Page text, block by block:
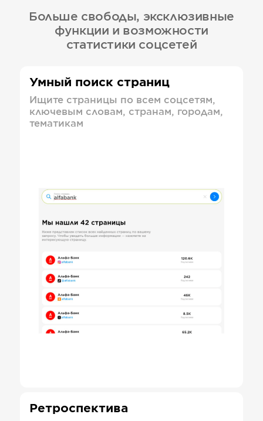
Больше свободы, эксклюзивные
функции и возможности
статистики соцсетей
Умный поиск страниц
Ищите страницы по всем соцсетям,
ключевым словам, странам, городам,
тематикам
Ретроспектива